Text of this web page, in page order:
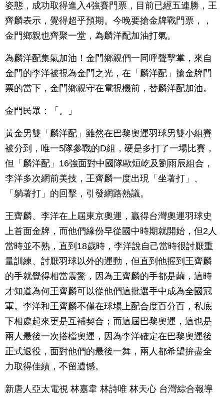
姿態，成功取得進入4強賽門票，目前已經五連勝，王
齊麟表示，覺得超乎預期。今晚要搶金牌戰門票，，
金門鄉親也齊聚一堂，為麟洋配加油打氣。
為麟洋配集氣加油！金門鄉親們一同呼聲擊掌，來自
金門的李洋被視為金門之光，在「麟洋配」搶金牌門
票的當下，金門鄉親守在電視機前，替麟洋配加油。
金門民眾：「。」
黃金男雙「麟洋配」雖然在巴黎奧運羽球男雙小組賽
被分到，唯一5隊參戰的D組，硬是多打了一場比賽，
但「麟洋配」16強面對中國隊歐烜屹及劉雨辰組合，
李洋多次網前美技，王齊麟一度出現「坐著打」、
「躺著打」的回擊，引發網路熱議。
王齊麟、李洋在上屆東京奧運，贏得台灣奧運羽球史
上首面金牌，而他們緣份早從國中時期就開始，但2人
當時並不熟，直到18歲時，李洋說自己當時很討厭重
量訓練、討厭羽球以外的運動，但直到他握到王齊麟
的手就覺得相當震驚，因為王齊麟的手都是繭，這時
才知道為何王齊麟可以從他們這批選手中成為全國冠
軍。李洋和王齊麟不僅在球場上配合度百分百，私底
下相處起來更是互補契合；而這屆巴黎奧運，這也是
兩人最後一次搭檔奧運，因為李洋確定在巴黎奧運後
正式退役，面對他們的最後一舞，兩人都希望拚盡全
力取得佳績，不留遺憾。
新唐人亞太電視 林嘉韋 林詩唯 林天心 台灣綜合報導